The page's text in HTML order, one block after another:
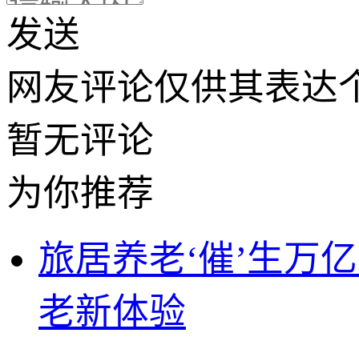
发送
网友评论仅供其表达
暂无评论
为你推荐
旅居养老‘催’生万
老新体验